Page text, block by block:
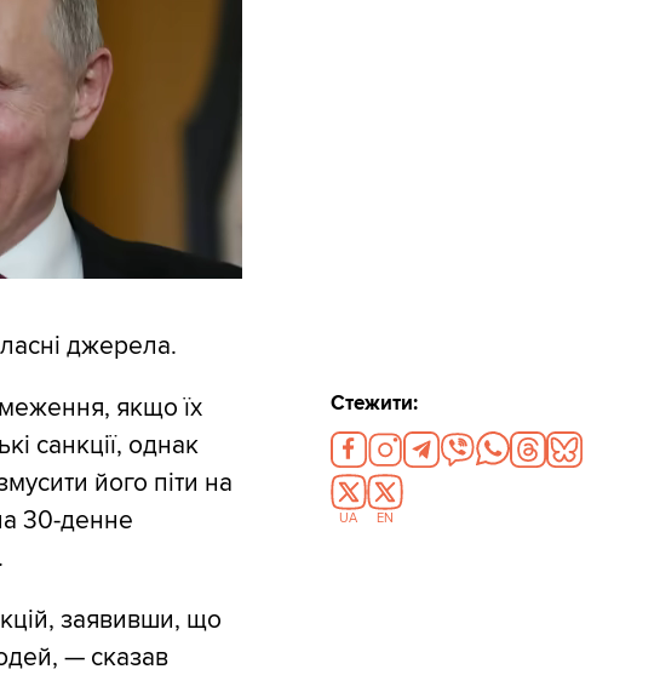
джерела.
якщо їх
санкції, однак
його піти на
30-денне
заявивши, що
— сказав
Стежити:
UA EN